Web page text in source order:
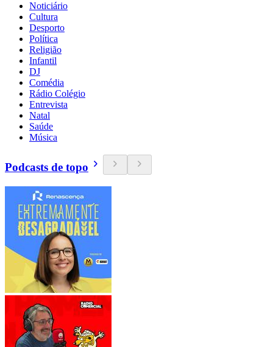
Noticiário
Cultura
Desporto
Política
Religião
Infantil
DJ
Comédia
Rádio Colégio
Entrevista
Natal
Saúde
Música
Podcasts de topo